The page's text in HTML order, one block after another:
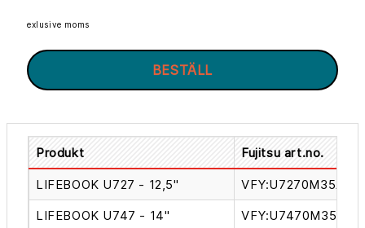
exlusive moms
BESTÄLL
Produkt Fujitsu art.no.
LIFEBOOK U727 - 12,5"
LIFEBOOK U747 - 14"